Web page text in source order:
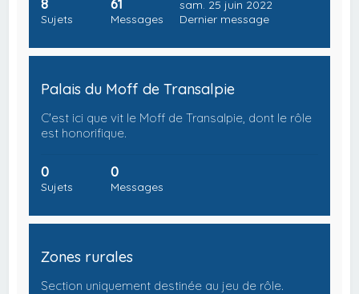
8
Sujets
61
Messages
sam. 25 juin 2022
Dernier message
Palais du Moff de Transalpie
C'est ici que vit le Moff de Transalpie, dont le rôle
est honorifique.
0
Sujets
0
Messages
Zones rurales
Section uniquement destinée au jeu de rôle.